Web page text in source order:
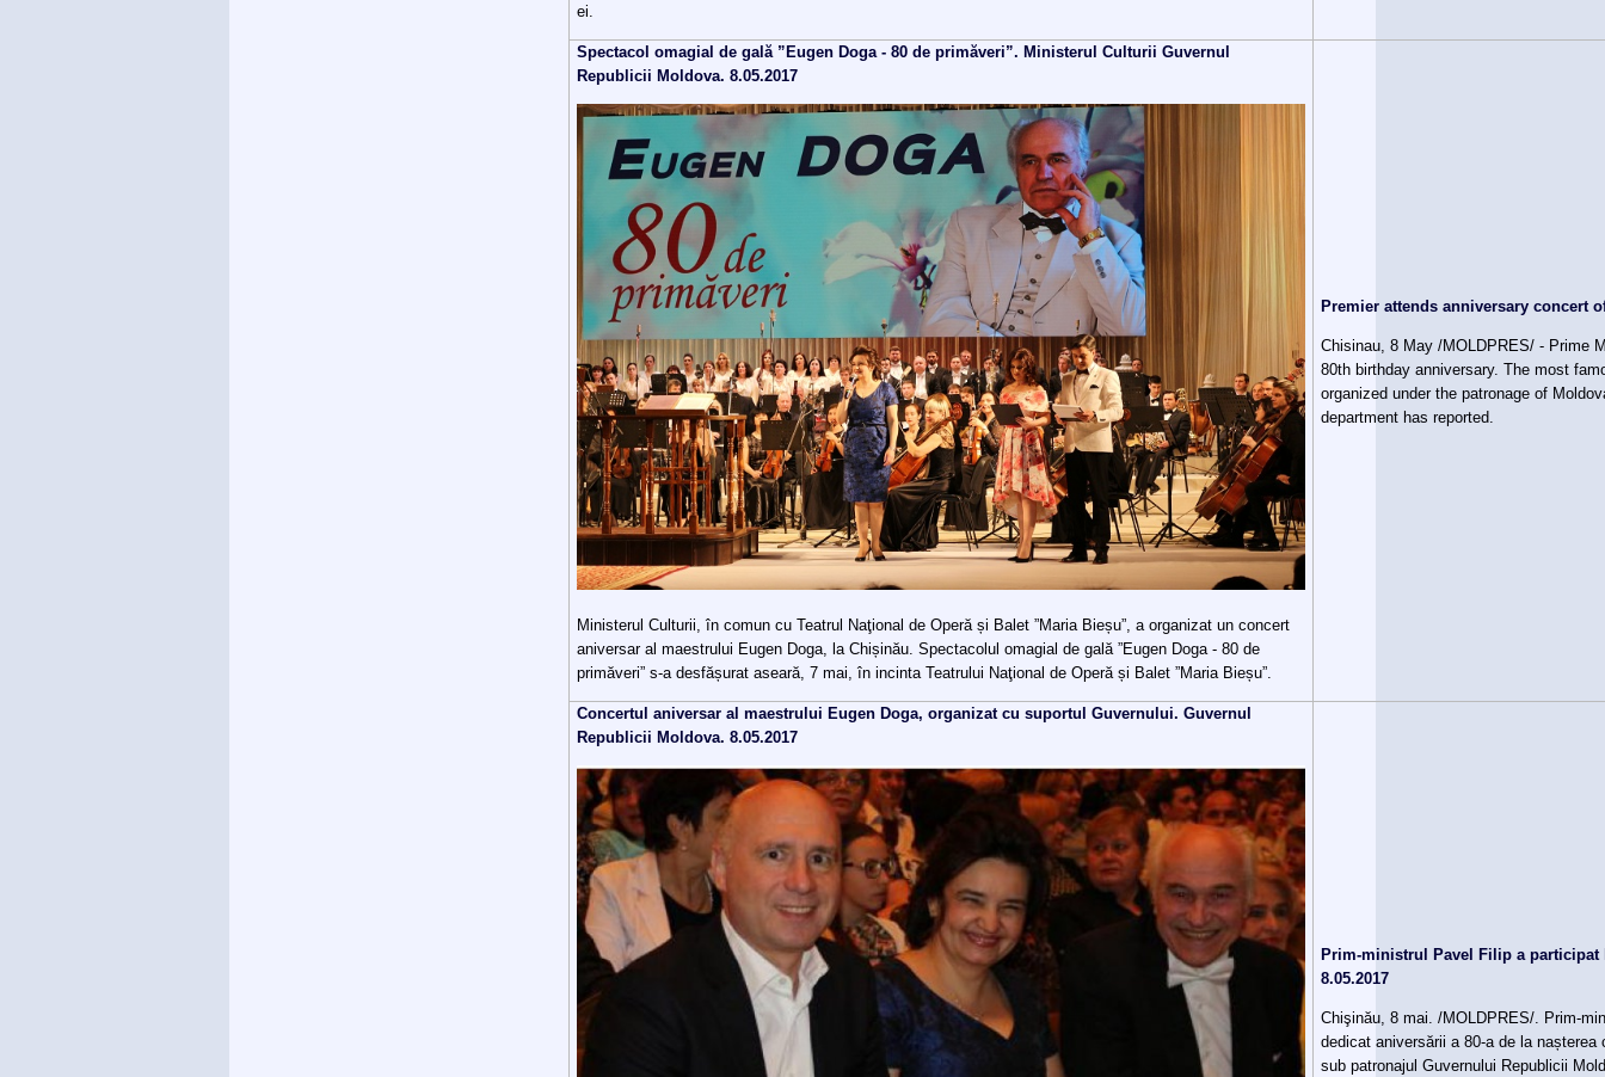
ei.
Spectacol omagial de gală ”Eugen Doga - 80 de primăveri”. Ministerul Culturii Guvernul
Republicii Moldova. 8.05.2017
Ministerul Culturii, în comun cu Teatrul Naţional de Operă și Balet ”Maria Bieșu”, a organizat un concert
aniversar al maestrului Eugen Doga, la Chișinău. Spectacolul omagial de gală ”Eugen Doga - 80 de
primăveri” s-a desfășurat aseară, 7 mai, în incinta Teatrului Naţional de Operă și Balet ”Maria Bieșu”.
Premier attends anniversary concert
Chisinau, 8 May /MOLDPRES/ - Prime
80th birthday anniversary. The most
organized under the patronage of
department has reported.
Concertul aniversar al maestrului Eugen Doga, organizat cu suportul Guvernului. Guvernul
Republicii Moldova. 8.05.2017
Prim-ministrul Pavel Filip a
8.05.2017
Chişinău, 8 mai. /MOLDPRES/. Prim-
dedicat aniversării a 80-a de la
sub patronajul Guvernului Republicii